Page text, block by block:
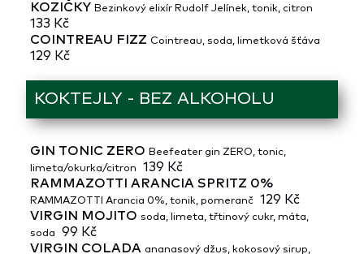
KOZIČKY Bezinkový elixír Rudolf Jelínek, tonik, citron
133 Kč
COINTREAU FIZZ Cointreau, soda, limetková šťáva
129 Kč
KOKTEJLY - BEZ ALKOHOLU
GIN TONIC ZERO Beefeater gin ZERO, tonic,
limeta/okurka/citron
139 Kč
RAMMAZOTTI ARANCIA SPRITZ 0%
RAMMAZOTTI Arancia 0%, tonik, pomeranč
129 Kč
VIRGIN MOJITO soda, limeta, třtinový cukr, máta,
soda
99 Kč
VIRGIN COLADA ananasový džus, kokosový sirup,